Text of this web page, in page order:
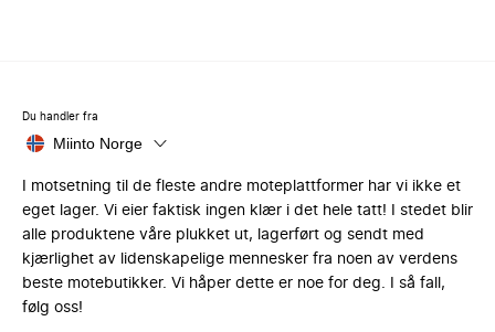
Du handler fra
Miinto Norge
I motsetning til de fleste andre moteplattformer har vi ikke et
eget lager. Vi eier faktisk ingen klær i det hele tatt! I stedet blir
alle produktene våre plukket ut, lagerført og sendt med
kjærlighet av lidenskapelige mennesker fra noen av verdens
beste motebutikker. Vi håper dette er noe for deg. I så fall,
følg oss!